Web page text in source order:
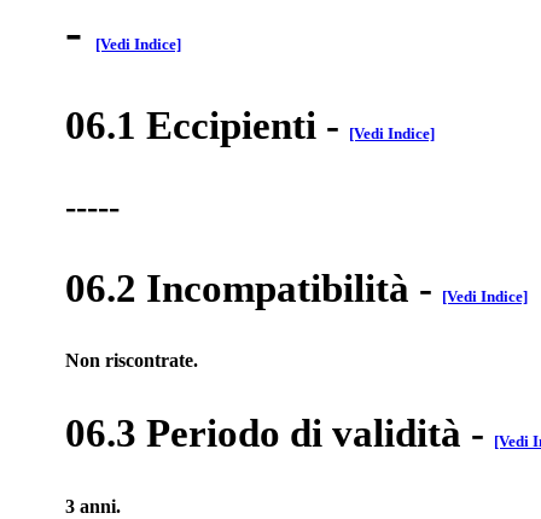
- [Vedi Indice]
06.1 Eccipienti - [Vedi Indice]
-----
06.2 Incompatibilità - [Vedi Indice]
Non riscontrate.
06.3 Periodo di validità - [Vedi
3 anni.